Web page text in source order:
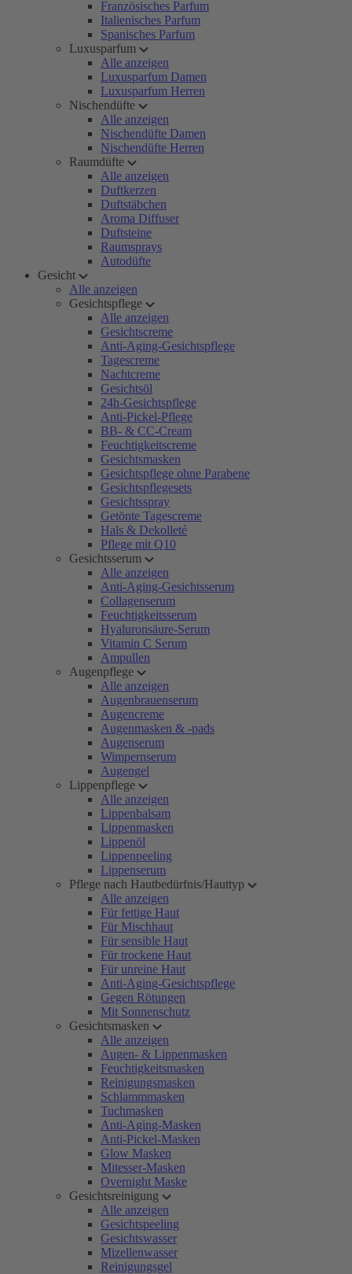
Französisches Parfum
Italienisches Parfum
Spanisches Parfum
Luxusparfum
Alle anzeigen
Luxusparfum Damen
Luxusparfum Herren
Nischendüfte
Alle anzeigen
Nischendüfte Damen
Nischendüfte Herren
Raumdüfte
Alle anzeigen
Duftkerzen
Duftstäbchen
Aroma Diffuser
Duftsteine
Raumsprays
Autodüfte
Gesicht
Alle anzeigen
Gesichtspflege
Alle anzeigen
Gesichtscreme
Anti-Aging-Gesichtspflege
Tagescreme
Nachtcreme
Gesichtsöl
24h-Gesichtspflege
Anti-Pickel-Pflege
BB- & CC-Cream
Feuchtigkeitscreme
Gesichtsmasken
Gesichtspflege ohne Parabene
Gesichtspflegesets
Gesichtsspray
Getönte Tagescreme
Hals & Dekolleté
Pflege mit Q10
Gesichtsserum
Alle anzeigen
Anti-Aging-Gesichtsserum
Collagenserum
Feuchtigkeitsserum
Hyaluronsäure-Serum
Vitamin C Serum
Ampullen
Augenpflege
Alle anzeigen
Augenbrauenserum
Augencreme
Augenmasken & -pads
Augenserum
Wimpernserum
Augengel
Lippenpflege
Alle anzeigen
Lippenbalsam
Lippenmasken
Lippenöl
Lippenpeeling
Lippenserum
Pflege nach Hautbedürfnis/Hauttyp
Alle anzeigen
Für fettige Haut
Für Mischhaut
Für sensible Haut
Für trockene Haut
Für unreine Haut
Anti-Aging-Gesichtspflege
Gegen Rötungen
Mit Sonnenschutz
Gesichtsmasken
Alle anzeigen
Augen- & Lippenmasken
Feuchtigkeitsmasken
Reinigungsmasken
Schlammmasken
Tuchmasken
Anti-Aging-Masken
Anti-Pickel-Masken
Glow Masken
Mitesser-Masken
Overnight Maske
Gesichtsreinigung
Alle anzeigen
Gesichtspeeling
Gesichtswasser
Mizellenwasser
Reinigungsgel